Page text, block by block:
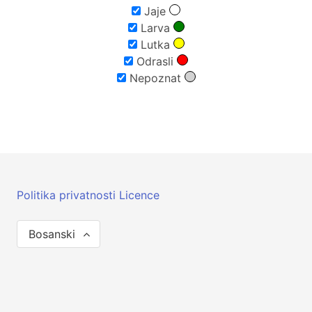
Jaje
Larva
Lutka
Odrasli
Nepoznat
Politika privatnosti Licence
Bosanski